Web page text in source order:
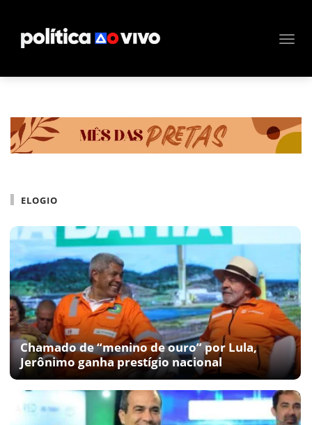
ELOGIO
Chamado de “menino de ouro” por Lula,
Jerônimo ganha prestígio nacional